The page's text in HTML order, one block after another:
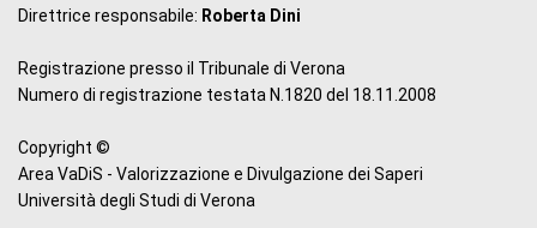
Direttrice responsabile: Roberta Dini
Registrazione presso il Tribunale di Verona
Numero di registrazione testata N.1820 del 18.11.2008
Copyright ©
Area VaDiS - Valorizzazione e Divulgazione dei Saperi
Università degli Studi di Verona